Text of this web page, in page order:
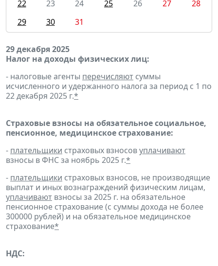
22
23 24 25 26 27
28
29
30 31
29 декабря 2025
Налог на доходы физических лиц:
- налоговые агенты перечисляют суммы
исчисленного и удержанного налога за период с 1 по
22 декабря 2025 г.*
Страховые взносы на обязательное социальное,
пенсионное, медицинское страхование:
- плательщики страховых взносовуплачивают
взносы в ФНС за ноябрь 2025 г.*
- плательщики страховых взносов, не производящие
выплат и иных вознаграждений физическим лицам,
уплачивают взносы за 2025 г. на обязательное
пенсионное страхование (с суммы дохода не более
300000 рублей) и на обязательное медицинское
страхование*
НДС: